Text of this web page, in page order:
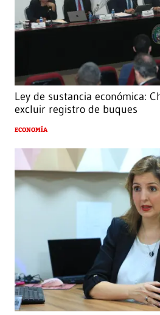
Ley de sustancia económica:
excluir registro de buques
ECONOMÍA